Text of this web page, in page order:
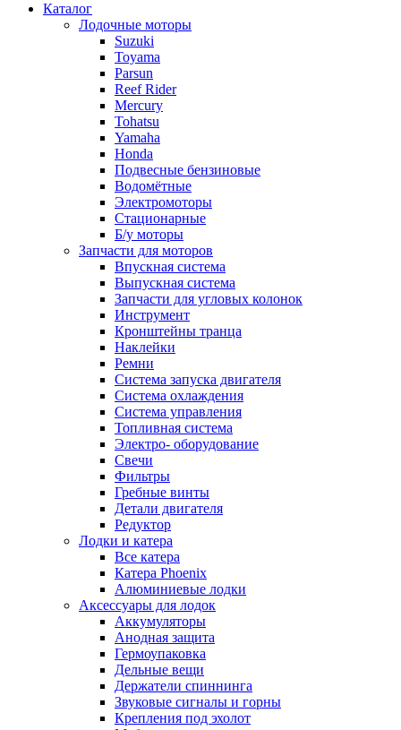
Каталог
Лодочные моторы
Suzuki
Toyama
Parsun
Reef Rider
Mercury
Tohatsu
Yamaha
Honda
Подвесные бензиновые
Водомётные
Электромоторы
Стационарные
Б/у моторы
Запчасти для моторов
Впускная система
Выпускная система
Запчасти для угловых колонок
Инструмент
Кронштейны транца
Наклейки
Ремни
Система запуска двигателя
Система охлаждения
Система управления
Топливная система
Электро- оборудование
Свечи
Фильтры
Гребные винты
Детали двигателя
Редуктор
Лодки и катера
Все катера
Катера Phoenix
Алюминиевые лодки
Аксессуары для лодок
Аккумуляторы
Анодная защита
Гермоупаковка
Дельные вещи
Держатели спиннинга
Звуковые сигналы и горны
Крепления под эхолот